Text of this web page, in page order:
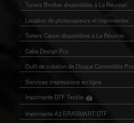
Toners Brother disponibles à La Réunion
Location de photocopieurs et imprimantes
Toners Canon disponibles à La Réunion
Cake Design Pro
Outil de création de Disque Comestible Pro
Services impressions en ligne
Imprimante DTF Textile 🖨️
👕
Imprimante A3 ERASMART DTF